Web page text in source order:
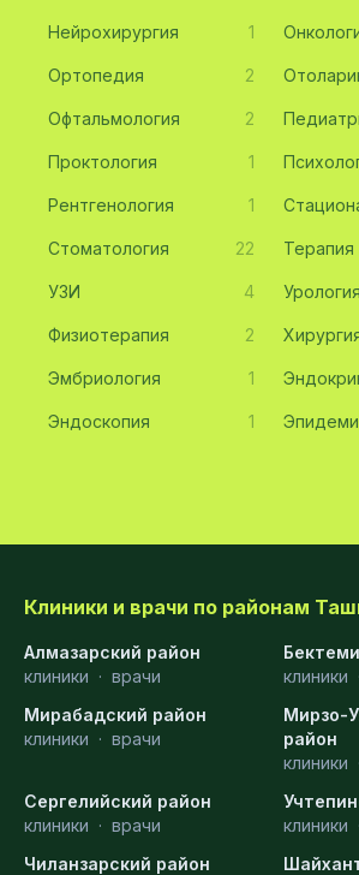
Нейрохирургия 1
Ортопедия 2
Офтальмология 2
Проктология 1
Рентгенология 1
Стоматология 22 Терапия
УЗИ 4 Урология
Физиотерапия 2
Эмбриология 1
Эндоскопия 1
Клиники и врачи по районам
Алмазарский район
клиники · врачи
клиники
Мирабадский район
клиники · врачи
Мирзо-
район
клиники
Сергелийский район
клиники · врачи
клиники
Чиланзарский район